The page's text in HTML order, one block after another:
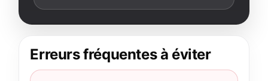
Erreurs fréquentes à éviter